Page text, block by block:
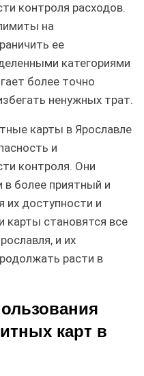
контроля расходов.
на
ее
категориями
более точно
ненужных трат.
карты в Ярославле
и
контроля. Они
более приятный и
их доступности и
карты становятся все
и их
расти в
карт в